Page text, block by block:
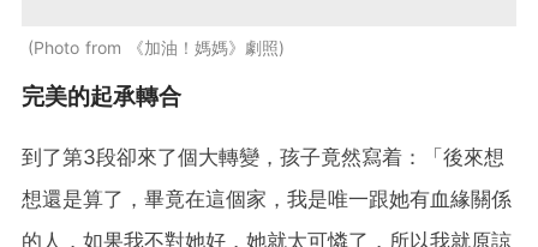
Photo from 《加油！媽媽》劇照
完美的起承轉合
到了第3段卻來了個大轉變，孩子竟然寫着：「後來想
想還是算了，畢竟在這個家，我是唯一跟她有血緣關係
的人，如果我不對她好，她就太可憐了，所以我就原諒